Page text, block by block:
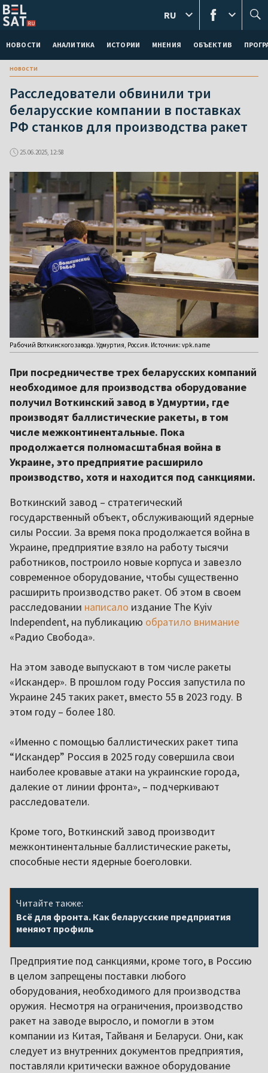
НОВОСТИ АНАЛИТИКА ИСТОРИИ МНЕНИЯ ОБЪЕКТИВ
RU
новости
Расследователи обвинили три
беларусские компании в поставках
РФ станков для производства ракет
25.06.2025, 12:58
Рабочий Воткинского завода. Удмуртия, Россия. Источник: vpk.name
При посредничестве трех беларусских компаний
необходимое для производства оборудование
получил Воткинский завод в Удмуртии, где
производят баллистические ракеты, в том
числе межконтинентальные. Пока
продолжается полномасштабная война в
Украине, это предприятие расширило
производство, хотя и находится под санкциями.
Воткинский завод – стратегический
государственный объект, обслуживающий ядерные
силы России. За время пока продолжается война в
Украине, предприятие взяло на работу тысячи
работников, построило новые корпуса и завезло
современное оборудование, чтобы существенно
расширить производство ракет. Об этом в своем
расследовании написало издание The Kyiv
Independent, на публикацию обратило внимание
«Радио Свобода».
На этом заводе выпускают в том числе ракеты
«Искандер». В прошлом году Россия запустила по
Украине 245 таких ракет, вместо 55 в 2023 году. В
этом году – более 180.
«Именно с помощью баллистических ракет типа
“Искандер” Россия в 2025 году совершила свои
наиболее кровавые атаки на украинские города,
далекие от линии фронта», – подчеркивают
расследователи.
Кроме того, Воткинский завод производит
межконтинентальные баллистические ракеты,
способные нести ядерные боеголовки.
Читайте также:
Всё для фронта. Как беларусские предприятия
меняют профиль
Предприятие под санкциями, кроме того, в Россию
в целом запрещены поставки любого
оборудования, необходимого для производства
оружия. Несмотря на ограничения, производство
ракет на заводе выросло, и помогли в этом
компании из Китая, Тайваня и Беларуси. Они, как
следует из внутренних документов предприятия,
поставляли критически важное оборудование